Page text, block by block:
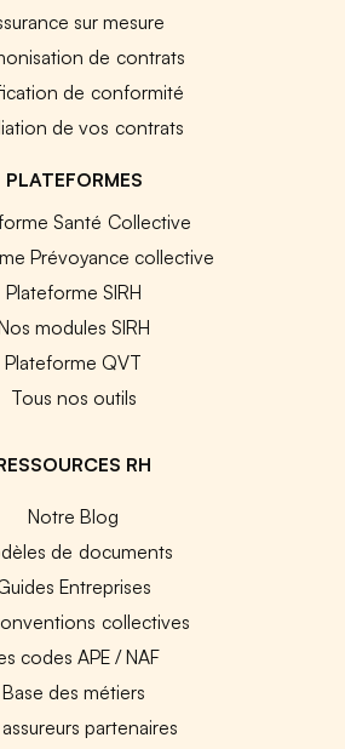
sur mesure
de contrats
de conformité
de vos contrats
PLATEFORMES
Santé Collective
Prévoyance collective
Plateforme SIRH
modules SIRH
Plateforme QVT
Tous nos outils
RH
Notre Blog
de documents
Entreprises
collectives
codes APE / NAF
Base des métiers
partenaires